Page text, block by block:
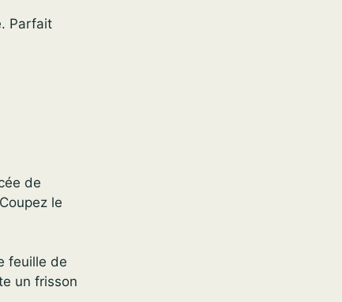
Parfait
de
le
feuille de
un frisson